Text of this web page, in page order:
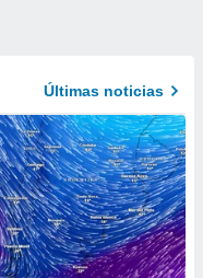
Últimas noticias